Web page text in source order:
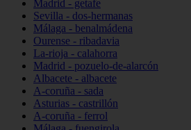
Madrid - getafe
Sevilla - dos-hermanas
Málaga - benalmádena
Ourense - ribadavia
La-rioja - calahorra
Madrid - pozuelo-de-alarcón
Albacete - albacete
A-coruña - sada
Asturias - castrillón
A-coruña - ferrol